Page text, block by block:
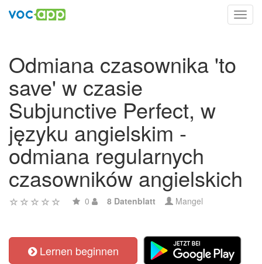
Odmiana czasownika 'to
save' w czasie
Subjunctive Perfect, w
języku angielskim -
odmiana regularnych
czasowników angielskich
0 8 Datenblatt Mangel
Lernen beginnen